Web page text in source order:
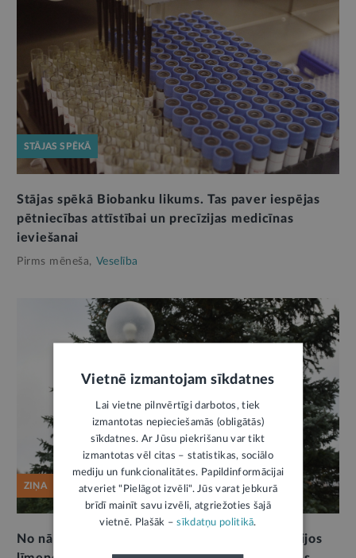
STĀJAS SPĒKĀ
Stājas spēkā Biobanku likums. Tas paver iespējas
pētniecības attīstībai un precīzijas medicīnas
ieviešanai
Pirms mēneša, Veselība
ZIŅA
No nākamā gada slimnīcas paredzēts iedalīt trijos
Vietnē izmantojam sīkdatnes
Lai vietne pilnvērtīgi darbotos, tiek
izmantotas nepieciešamās (obligātās)
sīkdatnes. Ar Jūsu piekrišanu var tikt
izmantotas vēl citas – statistikas, sociālo
mediju un funkcionalitātes. Papildinformācijai
atveriet "Pielāgot izvēli". Jūs varat jebkurā
brīdī mainīt savu izvēli, atgriežoties šajā
vietnē. Plašāk –sīkdatņu politikā.